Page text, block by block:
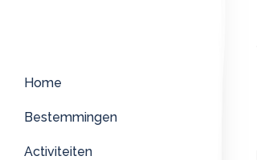
Home
Bestemmingen
Activiteiten